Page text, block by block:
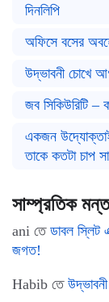
দিনলিপি
অফিসে বসের
উদ্ভাবনী চোখে
জব সিকিউরিটি
একজন উদ্যোক্তাই
তাকে কতটা চাপ
সাম্প্রতিক
ani তে ডাবল স্লিট
জগত!
Habib তে